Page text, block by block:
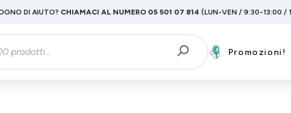
DI AIUTO? CHIAMACI AL NUMERO 05 501 07 814 (LUN-VEN / 9:30-13:00 /
Promozioni!